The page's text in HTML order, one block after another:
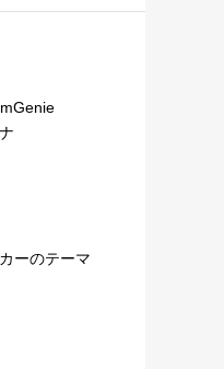
ーのテーマ